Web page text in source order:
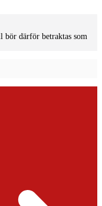
bör därför betraktas som